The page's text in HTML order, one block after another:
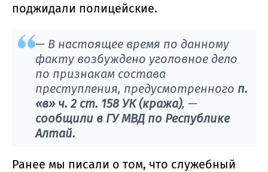
поджидали полицейские.
— В настоящее время по данному
факту возбуждено уголовное дело
по признакам состава
преступления, предусмотренного п.
«в» ч. 2 ст. 158 УК (кража), —
сообщили в ГУ МВД по Республике
Алтай.
Ранее мы писали о том, что служебный